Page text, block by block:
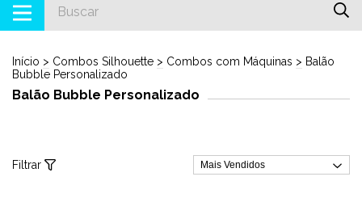
Início > Combos Silhouette > Combos com Máquinas > Balão
Bubble Personalizado
Balão Bubble Personalizado
Filtrar